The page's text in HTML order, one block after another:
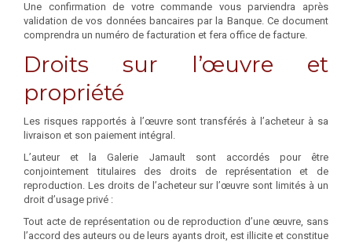
Une confirmation de votre commande vous parviendra après
validation de vos données bancaires par la Banque. Ce document
comprendra un numéro de facturation et fera office de facture.
Droits sur l’œuvre et
propriété
Les risques rapportés à l’œuvre sont transférés à l’acheteur à sa
livraison et son paiement intégral.
L’auteur et la Galerie Jamault sont accordés pour être
conjointement titulaires des droits de représentation et de
reproduction. Les droits de l’acheteur sur l’œuvre sont limités à un
droit d’usage privé :
Tout acte de représentation ou de reproduction d’une œuvre, sans
l’accord des auteurs ou de leurs ayants droit, est illicite et constitue